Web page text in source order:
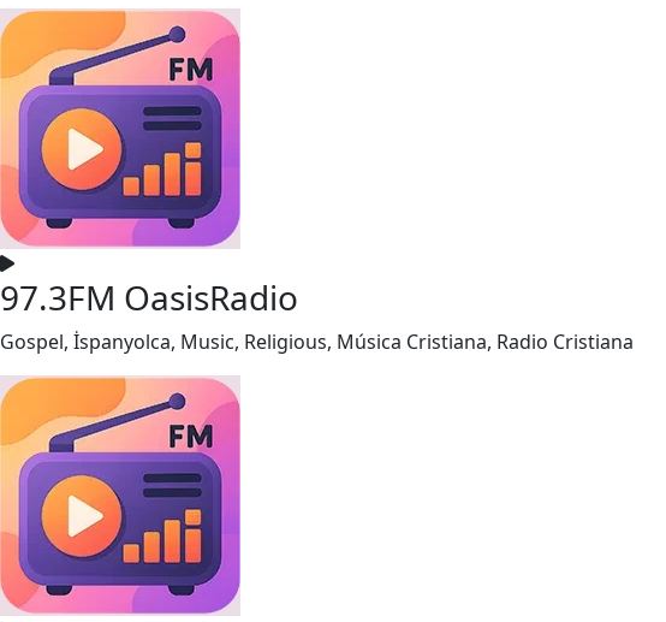
97.3FM OasisRadio
Gospel, İspanyolca, Music, Religious, Música Cristiana, Radio Cristiana